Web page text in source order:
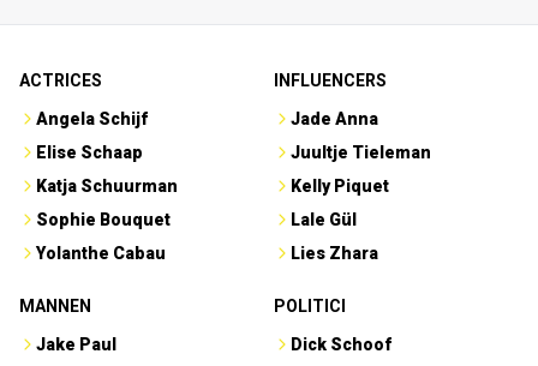
ACTRICES
Angela Schijf
Elise Schaap
Katja Schuurman
Sophie Bouquet
Yolanthe Cabau
INFLUENCERS
Jade Anna
Juultje Tieleman
Kelly Piquet
Lale Gül
Lies Zhara
MANNEN
Jake Paul
POLITICI
Dick Schoof